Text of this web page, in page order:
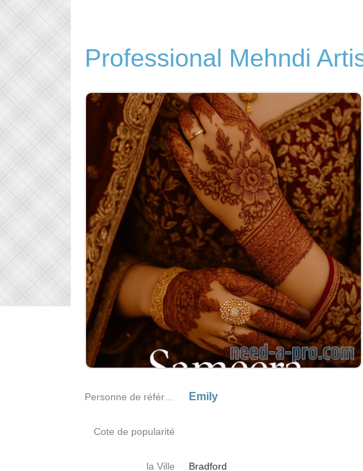
Professional Mehndi
Emily
Cote de popularité
la Ville
Bradford